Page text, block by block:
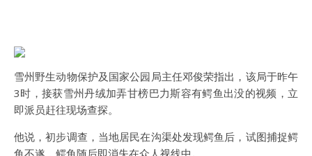
雪州野生动物保护及国家公园局主任邓俊荣指出，该局于昨午
3时，接获雪州丹绒加弄甘榜巴力斯容有鳄鱼出没的视频，立
即派员赶往现场查探。
他说，初步调查，当地居民在沟渠处发现鳄鱼后，试图捕捉鳄
鱼不遂，鳄鱼随后即消失在众人视线中。